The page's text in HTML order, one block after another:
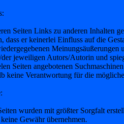
Seiten Links zu anderen Inhalten
dass er keinerlei Einfluss auf die
Meinungsäußerungen
jeweiligen Autors/Autorin und
Seiten angebotenen
keine Verantwortung für die
wurden mit größter Sorgfalt
Gewähr übernehmen.